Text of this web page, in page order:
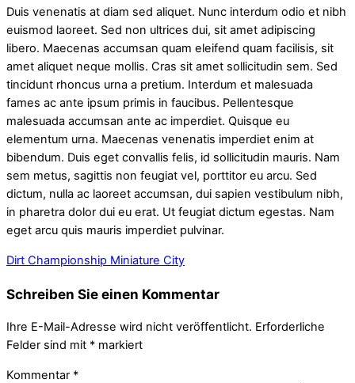
Duis venenatis at diam sed aliquet. Nunc interdum odio et nibh
euismod laoreet. Sed non ultrices dui, sit amet adipiscing
libero. Maecenas accumsan quam eleifend quam facilisis, sit
amet aliquet neque mollis. Cras sit amet sollicitudin sem. Sed
tincidunt rhoncus urna a pretium. Interdum et malesuada
fames ac ante ipsum primis in faucibus. Pellentesque
malesuada accumsan ante ac imperdiet. Quisque eu
elementum urna. Maecenas venenatis imperdiet enim at
bibendum. Duis eget convallis felis, id sollicitudin mauris. Nam
sem metus, sagittis non feugiat vel, porttitor eu arcu. Sed
dictum, nulla ac laoreet accumsan, dui sapien vestibulum nibh,
in pharetra dolor dui eu erat. Ut feugiat dictum egestas. Nam
eget arcu quis mauris imperdiet pulvinar.
Dirt Championship Miniature City
Schreiben Sie einen Kommentar
Ihre E-Mail-Adresse wird nicht veröffentlicht. Erforderliche
Felder sind mit * markiert
Kommentar *